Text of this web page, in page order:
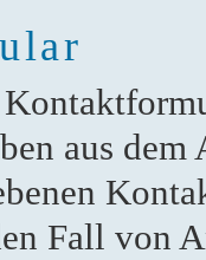
aus
Fall von